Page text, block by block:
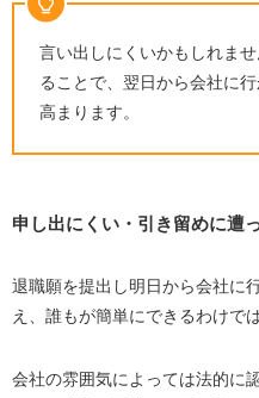
言い出しにくいかもしれま
ることで、翌日から会社に
高まります。
申し出にくい・引き留めに遭
退職願を提出し明日から会社に
え、誰もが簡単にできるわけで
会社の雰囲気によっては法的に